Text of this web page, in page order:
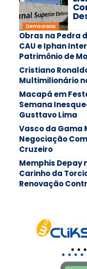
Democracia
Obras na Pedra
CAU e Iphan
Patrimônio de
Cristiano
Multimilionário
Macapá em
Semana
Gusttavo Lima
Vasco da Gama
Negociação
Cruzeiro
Memphis Depay
Carinho da
Renovação